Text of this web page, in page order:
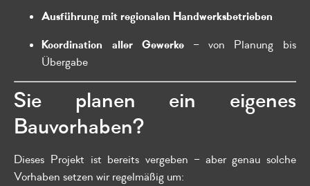
Ausführung mit regionalen Handwerksbetrieben
Koordination aller Gewerke – von Planung bis
Übergabe
Sie planen ein eigenes
Bauvorhaben?
Dieses Projekt ist bereits vergeben – aber genau solche
Vorhaben setzen wir regelmäßig um: